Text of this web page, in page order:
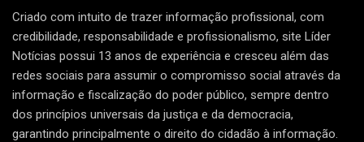
Criado com intuito de trazer informação profissional, com
credibilidade, responsabilidade e profissionalismo, site Líder
Notícias possui 13 anos de experiência e cresceu além das
redes sociais para assumir o compromisso social através da
informação e fiscalização do poder público, sempre dentro
dos princípios universais da justiça e da democracia,
garantindo principalmente o direito do cidadão à informação.